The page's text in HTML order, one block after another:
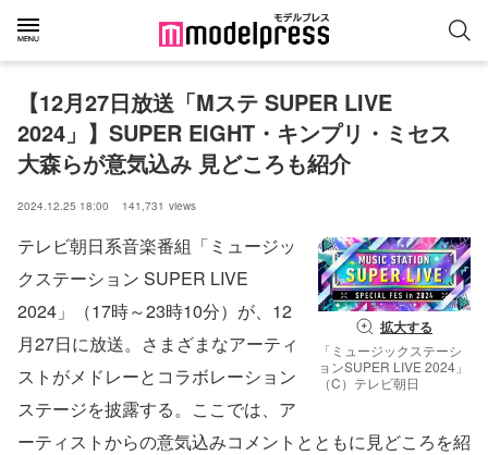
【12月27日放送「Mステ SUPER LIVE
2024」】SUPER EIGHT・キンプリ・ミセス
大森らが意気込み 見どころも紹介
2024.12.25 18:00 141,731 views
拡大する
「ミュージックステーシ
ョンSUPER LIVE 2024」
（C）テレビ朝日
テレビ朝日系音楽番組「ミュージッ
クステーション SUPER LIVE
2024」（17時～23時10分）が、12
月27日に放送。さまざまなアーティ
ストがメドレーとコラボレーション
ステージを披露する。ここでは、ア
ーティストからの意気込みコメントとともに見どころを紹